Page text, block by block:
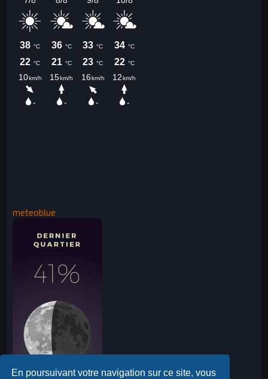
En poursuivant votre navigation sur ce site, vous
meteoblue